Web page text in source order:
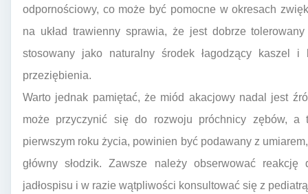
odpornościowy, co może być pomocne w okresach
na układ trawienny sprawia, że jest dobrze
stosowany jako naturalny środek łagodzący kaszel
przeziębienia.
Warto jednak pamiętać, że miód akacjowy nadal jest
może przyczynić się do rozwoju próchnicy zębów,
pierwszym roku życia, powinien być podawany z
główny słodzik. Zawsze należy obserwować
jadłospisu i w razie wątpliwości konsultować się z